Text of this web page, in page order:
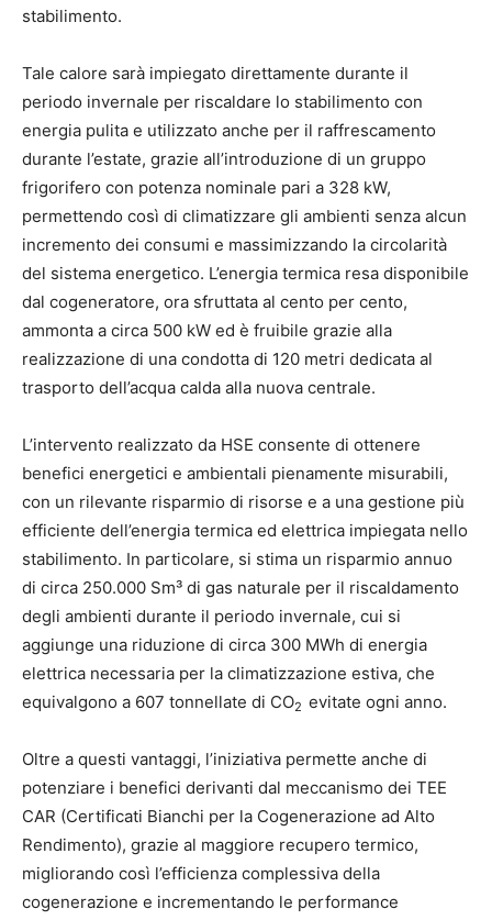
stabilimento.
Tale calore sarà impiegato direttamente durante il
periodo invernale per riscaldare lo stabilimento con
energia pulita e utilizzato anche per il raffrescamento
durante l’estate, grazie all’introduzione di un gruppo
frigorifero con potenza nominale pari a 328 kW,
permettendo così di climatizzare gli ambienti senza alcun
incremento dei consumi e massimizzando la circolarità
del sistema energetico. L’energia termica resa disponibile
dal cogeneratore, ora sfruttata al cento per cento,
ammonta a circa 500 kW ed è fruibile grazie alla
realizzazione di una condotta di 120 metri dedicata al
trasporto dell’acqua calda alla nuova centrale.
L’intervento realizzato da HSE consente di ottenere
benefici energetici e ambientali pienamente misurabili,
con un rilevante risparmio di risorse e a una gestione più
efficiente dell’energia termica ed elettrica impiegata nello
stabilimento. In particolare, si stima un risparmio annuo
di circa 250.000 Sm³ di gas naturale per il riscaldamento
degli ambienti durante il periodo invernale, cui si
aggiunge una riduzione di circa 300 MWh di energia
elettrica necessaria per la climatizzazione estiva, che
equivalgono a 607 tonnellate di CO2 evitate ogni anno.
Oltre a questi vantaggi, l’iniziativa permette anche di
potenziare i benefici derivanti dal meccanismo dei TEE
CAR (Certificati Bianchi per la Cogenerazione ad Alto
Rendimento), grazie al maggiore recupero termico,
migliorando così l’efficienza complessiva della
cogenerazione e incrementando le performance